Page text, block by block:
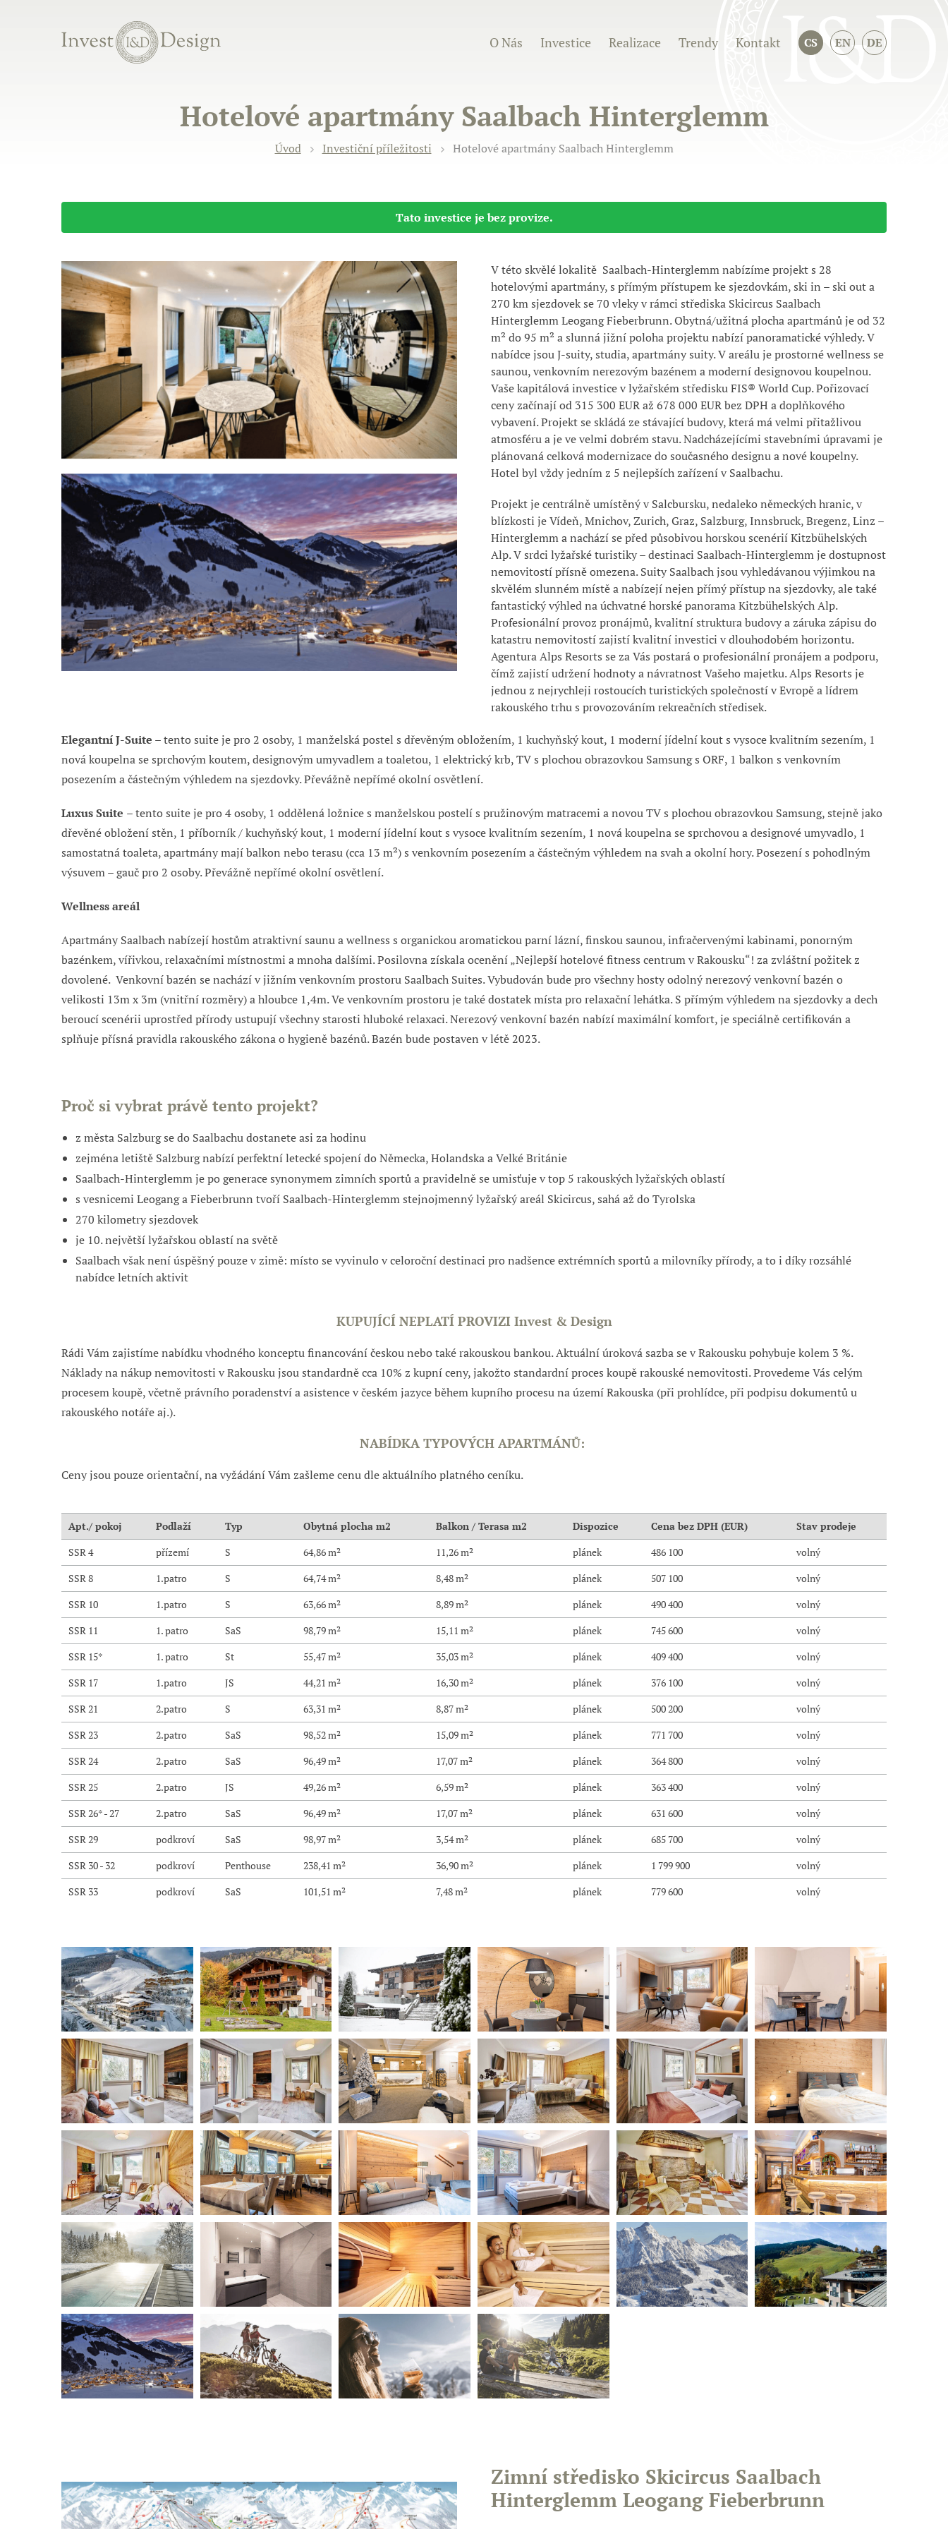
O Nás Investice Realizace Trendy Kontakt CS EN DE
Hotelové apartmány Saalbach Hinterglemm
Úvod Investiční příležitosti Hotelové apartmány Saalbach Hinterglemm
Tato investice je bez provize.
V této skvělé lokalitě Saalbach-Hinterglemm nabízíme projekt s 28
hotelovými apartmány, s přímým přístupem ke sjezdovkám, ski in – ski out a
270 km sjezdovek se 70 vleky v rámci střediska Skicircus Saalbach
HinterglemmLeogangFieberbrunn.Obytná/užitná plocha apartmánů je od 32
m² do 95 m² a slunná jižní poloha projektu nabízí panoramatické výhledy. V
nabídce jsou J-suity, studia, apartmány suity. V areálu je prostorné wellness se
saunou, venkovním nerezovým bazénem a moderní designovou koupelnou.
Vaše kapitálová investice v lyžařském středisku FIS® WorldCup. Pořizovací
ceny začínají od 315 300 EUR až 678 000 EUR bez DPH a doplňkového
vybavení.Projekt se skládá ze stávající budovy, která má velmi přitažlivou
atmosféru a je ve velmi dobrém stavu. Nadcházejícími stavebními úpravami je
plánovaná celková modernizace do současného designu a nové koupelny.
Hotel byl vždy jedním z 5 nejlepších zařízení v Saalbachu.
Projekt je centrálně umístěný v Salcbursku, nedaleko německých hranic, v
blízkosti je Vídeň, Mnichov, Zurich, Graz, Salzburg, Innsbruck, Bregenz, Linz –
Hinterglemm anachází se před působivou horskou scenériíKitzbühelských
Alp.V srdci lyžařské turistiky – destinaci Saalbach-Hinterglemmje dostupnost
nemovitostí přísně omezena. Suity Saalbachjsou vyhledávanou výjimkou na
skvělém slunném místě a nabízejí nejen přímý přístup na sjezdovky, ale také
fantastický výhled na úchvatné horské panoramaKitzbühelskýchAlp.
Profesionální provoz pronájmů, kvalitní struktura budovy a záruka zápisu do
katastru nemovitostí zajistí kvalitní investici v dlouhodobém horizontu.
AgenturaAlps Resorts se za Vás postará o profesionální pronájem a podporu,
čímž zajistí udržení hodnoty a návratnost Vašeho majetku. Alps Resorts je
jednou z nejrychleji rostoucích turistických společností v Evropě a lídrem
rakouského trhu s provozováním rekreačních středisek.
Elegantní J-Suite – tento suite je pro 2 osoby, 1 manželská postel s dřevěným obložením, 1 kuchyňský kout, 1 moderní jídelní kout s vysoce kvalitním sezením, 1
nová koupelna se sprchovým koutem, designovým umyvadlem a toaletou, 1 elektrický krb, TV s plochou obrazovkou Samsung s ORF, 1 balkon s venkovním
posezením a částečným výhledem na sjezdovky. Převážně nepřímé okolní osvětlení.
Luxus Suite – tento suite jepro 4 osoby, 1 oddělená ložnice s manželskou postelí s pružinovým matracemi a novou TV s plochou obrazovkou Samsung, stejně jako
dřevěné obložení stěn, 1 příborník / kuchyňský kout, 1 moderní jídelní kout s vysoce kvalitním sezením, 1 nová koupelna se sprchovou a designové umyvadlo, 1
samostatná toaleta, apartmány mají balkon nebo terasu (cca 13 m²) s venkovním posezením a částečným výhledem na svah a okolní hory. Posezení s pohodlným
výsuvem – gauč pro 2 osoby. Převážně nepřímé okolní osvětlení.
Wellness areál
Apartmány Saalbach nabízejí hostům atraktivní saunu a wellness s organickou aromatickou parní lázní, finskou saunou, infračervenými kabinami, ponorným
bazénkem, vířivkou, relaxačními místnostmi a mnoha dalšími. Posilovna získala ocenění „Nejlepší hotelové fitness centrum v Rakousku“! za zvláštní požitek z
dovolené. Venkovní bazén se nachází vjižním venkovním prostoru Saalbach Suites. Vybudován bude pro všechny hosty odolný nerezový venkovní bazén o
velikosti 13m x 3m (vnitřní rozměry) a hloubce 1,4m. Ve venkovním prostoru je také dostatek místa pro relaxační lehátka. S přímým výhledem na sjezdovky a dech
beroucí scenérii uprostřed přírody ustupují všechny starosti hluboké relaxaci. Nerezový venkovní bazén nabízí maximální komfort, je speciálně certifikován a
splňuje přísná pravidla rakouského zákona o hygieně bazénů.Bazén bude postaven v létě 2023.
Proč si vybrat právě tento projekt?
z města Salzburg se do Saalbachudostanete asi za hodinu
zejména letiště Salzburg nabízí perfektní letecké spojení do Německa, Holandska a Velké Británie
Saalbach-Hinterglemmje po generace synonymem zimních sportů a pravidelně se umisťuje v top 5 rakouských lyžařských oblastí
s vesnicemi LeogangaFieberbrunn tvoří Saalbach-Hinterglemmstejnojmenný lyžařský areál Skicircus, sahá až do Tyrolska
270 kilometry sjezdovek
je 10. největší lyžařskou oblastí na světě
Saalbachvšak není úspěšný pouze v zimě: místo se vyvinulo v celoroční destinaci pro nadšence extrémních sportů a milovníky přírody, a to i díky rozsáhlé
nabídce letních aktivit
KUPUJÍCÍ NEPLATÍ PROVIZI Invest & Design
Rádi Vám zajistíme nabídku vhodného konceptu financování českou nebo také rakouskou bankou. Aktuální úroková sazba se v Rakousku pohybuje kolem 3 %.
Náklady na nákup nemovitosti v Rakousku jsou standardně cca 10% z kupní ceny, jakožto standardní proces koupě rakouské nemovitosti. Provedeme Vás celým
procesem koupě, včetně právního poradenství a asistence v českém jazyce během kupního procesu na území Rakouska (při prohlídce, při podpisu dokumentů u
rakouského notáře aj.).
NABÍDKA TYPOVÝCH APARTMÁNŮ:
Ceny jsou pouze orientační, na vyžádání Vám zašleme cenu dle aktuálního platného ceníku.
Apt./ pokoj Podlaží Typ Obytná plocha m2 Balkon / Terasa m2 Dispozice Cena bez DPH (EUR)
Stav prodeje
SSR 4
přízemí S 64,86 m² 11,26 m² plánek 486 100
volný
SSR 8
1.patro S 64,74 m² 8,48 m² plánek 507 100
volný
SSR 10
1.patro S 63,66 m² 8,89 m² plánek 490 400
volný
SSR 11
1. patro SaS 98,79 m² 15,11 m² plánek 745 600
volný
SSR 15*
1. patro St 55,47 m² 35,03 m² plánek 409 400
volný
SSR 17
1.patro JS 44,21 m² 16,30 m² plánek 376 100
volný
SSR 21
2.patro S 63,31 m² 8,87 m² plánek 500 200
volný
SSR 23
2.patro SaS 98,52 m² 15,09 m² plánek 771 700
volný
SSR 24
2.patro SaS 96,49 m² 17,07 m² plánek 364 800
volný
SSR 25
2.patro JS 49,26 m² 6,59 m² plánek 363 400
volný
SSR 26* - 27
2.patro SaS 96,49 m² 17,07 m² plánek 631 600
volný
SSR 29
podkroví SaS 98,97 m² 3,54 m² plánek 685 700
volný
SSR 30 - 32
podkroví Penthouse 238,41 m² 36,90 m² plánek 1 799 900
volný
SSR 33
podkroví SaS 101,51 m² 7,48 m² plánek 779 600 volný
Zimní středisko Skicircus Saalbach
Hinterglemm Leogang Fieberbrunn